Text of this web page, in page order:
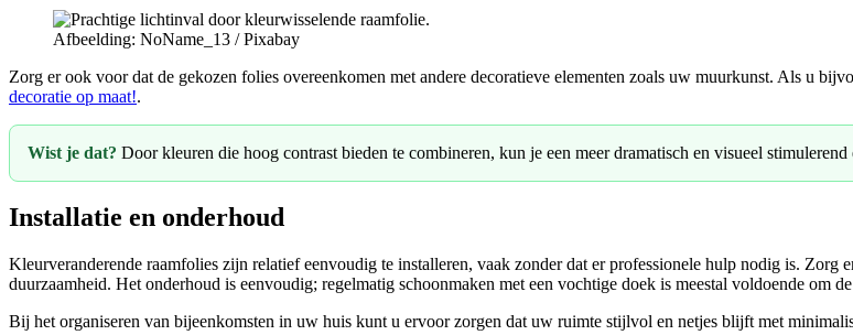
Afbeelding: NoName_13 / Pixabay
Zorg er ook voor dat de gekozen folies overeenkomen met andere decoratieve elementen zoals uw muurkunst. Als u
decoratie op maat!.
Wist je dat? Door kleuren die hoog contrast bieden te combineren, kun je een meer dramatisch en visueel
Installatie en onderhoud
Kleurveranderende raamfolies zijn relatief eenvoudig te installeren, vaak zonder dat er professionele hulp nodig is.
duurzaamheid. Het onderhoud is eenvoudig; regelmatig schoonmaken met een vochtige doek is meestal voldoende om
Bij het organiseren van bijeenkomsten in uw huis kunt u ervoor zorgen dat uw ruimte stijlvol en netjes blijft met